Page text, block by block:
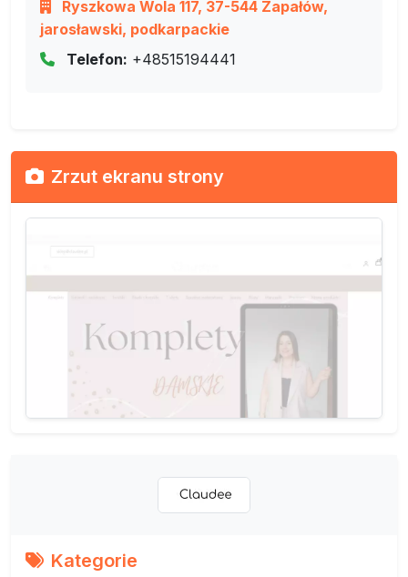
Ryszkowa Wola 117, 37-544 Zapałów,
jarosławski, podkarpackie
Telefon: +48515194441
Zrzut ekranu strony
Kategorie